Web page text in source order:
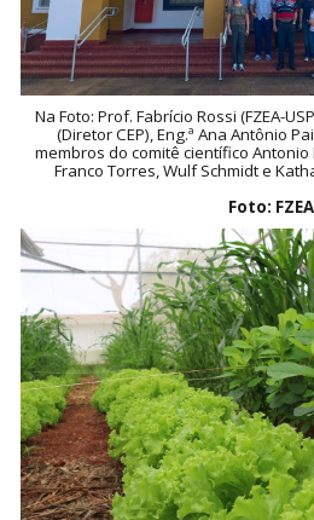
Na Foto: Prof. Fabrício Rossi (FZEA-
(Diretor CEP), Eng.ª Ana Antônio
membros do comitê científico Antonio
Franco Torres, Wulf Schmidt e
Foto: FZEA